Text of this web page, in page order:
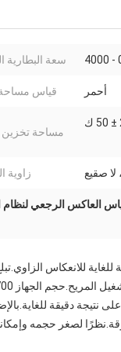
0 - سعة البطارية
أحمر قياس مساحة
مساحة تخزين
زاوية
العاكس الرجعي لنظام
، مما يضمن الحصول على نتيجة